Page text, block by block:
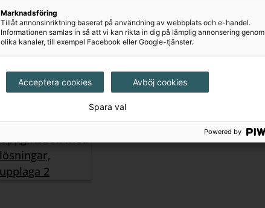
Marknadsföring
Tillåt annonsinriktning baserat på användning av webbplats och e-handel.
Informationen samlas in så att vi kan rikta in dig på lämplig annonsering genom
olika kanaler, till exempel Facebook eller Google-tjänster.
Acceptera cookies Avböj cookies
Spara val
Powered by